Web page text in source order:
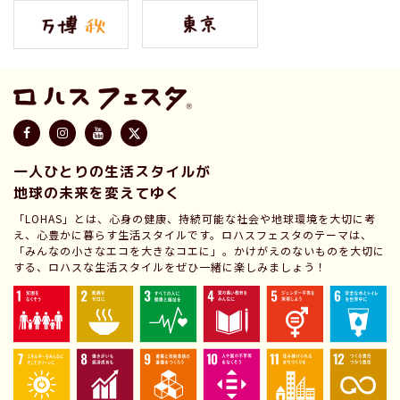
一人ひとりの生活スタイルが
地球の未来を変えてゆく
「LOHAS」とは、心身の健康、持続可能な社会や地球環境を大切に考
え、心豊かに暮らす生活スタイルです。ロハスフェスタのテーマは、
「みんなの小さなエコを大きなコエに」。かけがえのないものを大切に
する、ロハスな生活スタイルをぜひ一緒に楽しみましょう！